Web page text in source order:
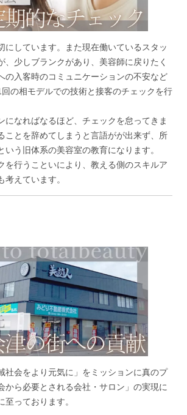
にしています。また現在働いているスタッ
、少しブランクがあり、美容師に戻りたく
の入客時のコミュニケーションの不安など
の相モデルでの技術と接客のチェックを行
になればなるほど、チェックを怠ってきま
ことを辞めてしまうと言語がが出来ず、所
いう旧体系の美容室の教育になります。
を行うこといにより、教える側のスキルア
考えています。
社会をより元気に」をミッションに真のプ
から必要とされる会社・サロン」の実現に
至っております。